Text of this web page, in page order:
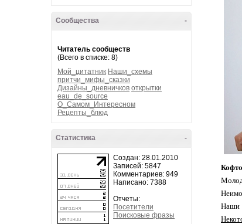
-
Сообщества
Читатель сообществ
(Всего в списке: 8)
Мой_цитатник Наши_схемы
притчи_мифы_сказки
Дизайны_дневничков открытки
eau_de_source
О_Самом_Интересном
Рецепты_блюд
-
Статистика
Создан: 28.01.2010
Записей: 5847
Комментариев: 949
Написано: 7388
Отчеты:
Посетители
Поисковые фразы
Наши